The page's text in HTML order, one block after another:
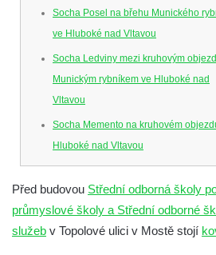
Socha Posel na břehu Munického
ve Hluboké nad Vltavou
Socha Ledviny mezi kruhovým
Munickým rybníkem ve Hluboké nad
Vltavou
Socha Memento na kruhovém
Hluboké nad Vltavou
Socha Chalikotérium v ZOO Hluboká
Socha Smilodon v ZOO Hluboká
Socha Veledaněk v ZOO Hluboká
Před budovou Střední odborná školy
průmyslové školy a Střední odborné
služeb v Topolové ulici v Mostě stojí